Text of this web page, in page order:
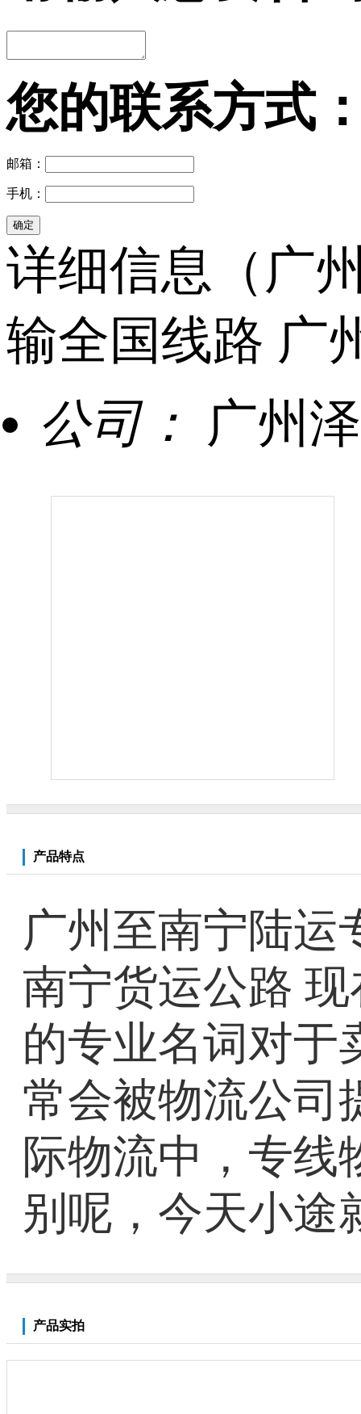
您的联系方式
邮箱：
手机：
详细信息（广
输全国线路 广
公司： 广州
产品特点
广州至南宁陆运
南宁货运公路
的专业名词对于
常会被物流公司
际物流中，专线
别呢，今天小途
产品实拍